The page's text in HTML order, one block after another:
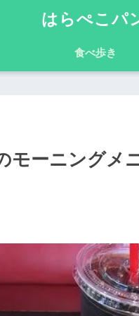
はらぺこパ
食べ歩き
モーニングメ